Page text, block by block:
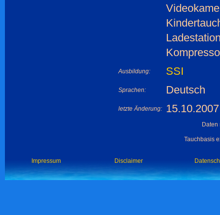
Ausbildung: SSI
Sprachen: Deutsch
letzte Änderung: 15.10.2007
Tauchbasis
Impressum Disclaimer